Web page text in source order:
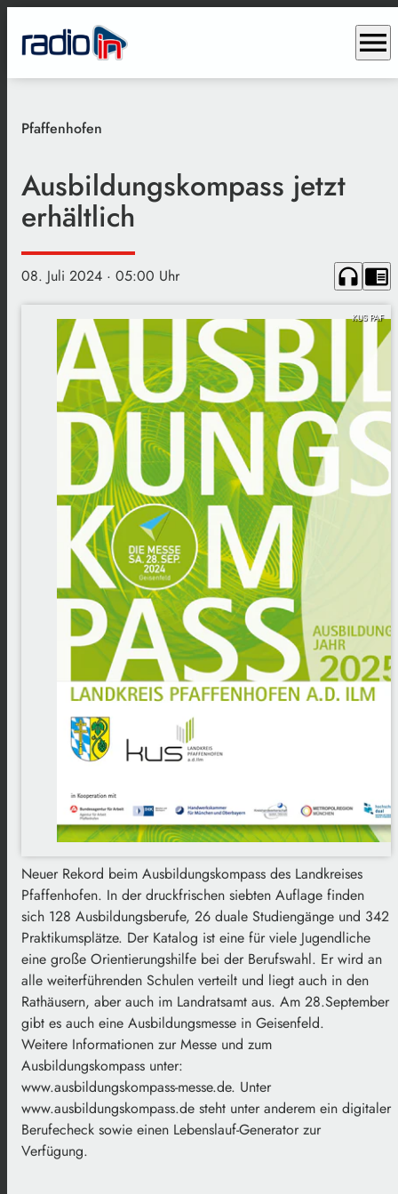
menu
Pfaffenhofen
Ausbildungskompass jetzt
erhältlich
08. Juli 2024 · 05:00 Uhr headphones chrome_reader_mode
KUS PAF
Neuer Rekord beim Ausbildungskompass des Landkreises
Pfaffenhofen. In der druckfrischen siebten Auflage finden
sich 128 Ausbildungsberufe, 26 duale Studiengänge und 342
Praktikumsplätze. Der Katalog ist eine für viele Jugendliche
eine große Orientierungshilfe bei der Berufswahl. Er wird an
alle weiterführenden Schulen verteilt und liegt auch in den
Rathäusern, aber auch im Landratsamt aus. Am 28.September
gibt es auch eine Ausbildungsmesse in Geisenfeld.
Weitere Informationen zur Messe und zum
Ausbildungskompass unter:
www.ausbildungskompass-messe.de. Unter
www.ausbildungskompass.de steht unter anderem ein digitaler
Berufecheck sowie einen Lebenslauf-Generator zur
Verfügung.